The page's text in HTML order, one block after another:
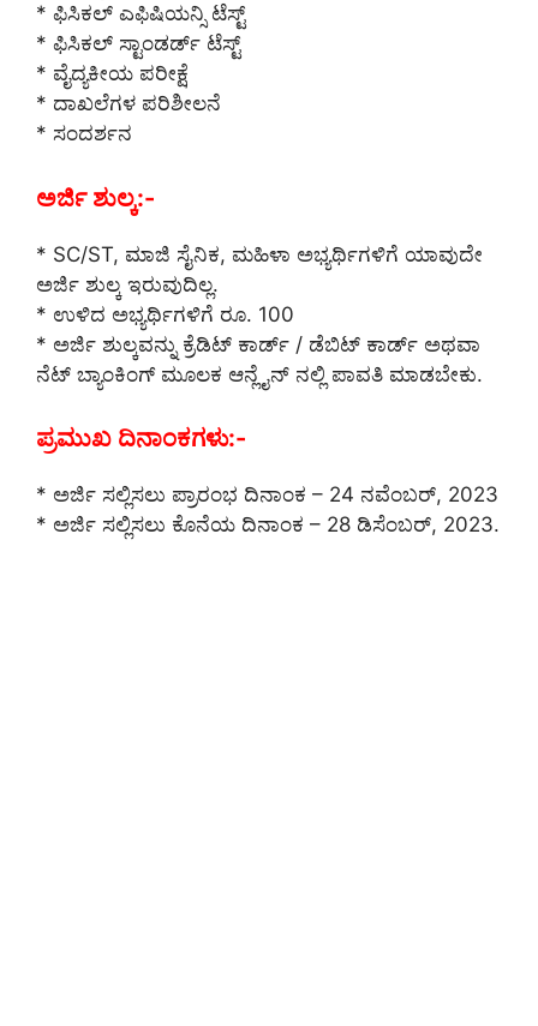
* ಫಿಸಿಕಲ್ ಎಫಿಷಿಯನ್ಸಿ ಟೆಸ್ಟ್
* ಫಿಸಿಕಲ್ ಸ್ಟಾಂಡರ್ಡ್ ಟೆಸ್ಟ್
* ವೈದ್ಯಕೀಯ ಪರೀಕ್ಷೆ
* ದಾಖಲೆಗಳ ಪರಿಶೀಲನೆ
* ಸಂದರ್ಶನ
ಅರ್ಜಿ ಶುಲ್ಕ:-
* SC/ST, ಮಾಜಿ ಸೈನಿಕ, ಮಹಿಳಾ ಅಭ್ಯರ್ಥಿಗಳಿಗೆ ಯಾವುದೇ
ಅರ್ಜಿ ಶುಲ್ಕ ಇರುವುದಿಲ್ಲ.
* ಉಳಿದ ಅಭ್ಯರ್ಥಿಗಳಿಗೆ ರೂ. 100
* ಅರ್ಜಿ ಶುಲ್ಕವನ್ನು ಕ್ರೆಡಿಟ್ ಕಾರ್ಡ್ / ಡೆಬಿಟ್ ಕಾರ್ಡ್ ಅಥವಾ
ನೆಟ್ ಬ್ಯಾಂಕಿಂಗ್ ಮೂಲಕ ಆನ್ಲೈನ್ ನಲ್ಲಿ ಪಾವತಿ ಮಾಡಬೇಕು.
ಪ್ರಮುಖ ದಿನಾಂಕಗಳು:-
* ಅರ್ಜಿ ಸಲ್ಲಿಸಲು ಪ್ರಾರಂಭ ದಿನಾಂಕ – 24 ನವೆಂಬರ್, 2023
* ಅರ್ಜಿ ಸಲ್ಲಿಸಲು ಕೊನೆಯ ದಿನಾಂಕ – 28 ಡಿಸೆಂಬರ್, 2023.